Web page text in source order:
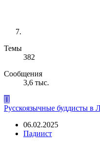
Темы
382
Сообщения
3,6 тыс.
П
Русскоязычные буддисты
06.02.2025
Падиист